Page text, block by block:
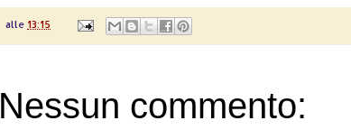
alle 13:15
Nessun commento: